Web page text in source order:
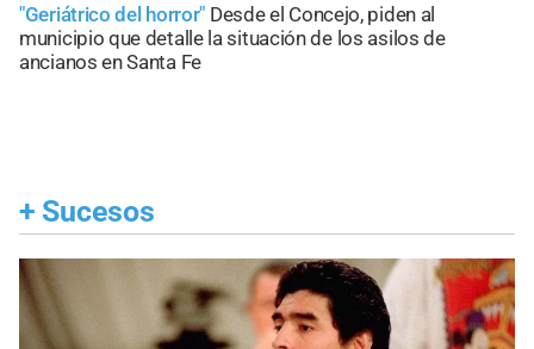
"Geriátrico del horror" Desde el Concejo, piden al
municipio que detalle la situación de los asilos de
ancianos en Santa Fe
+ Sucesos